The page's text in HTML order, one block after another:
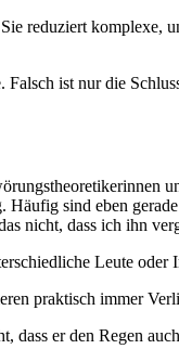
reduziert komplexe,
ist nur die
sind eben
nicht, dass ich ihn
Leute
praktisch immer
dass er den Regen